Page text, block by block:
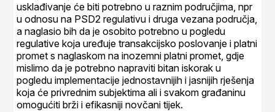
usklađivanje će biti potrebno u raznim područjima, npr
u odnosu na PSD2 regulativu i druga vezana područja,
a naglasio bih da je osobito potrebno u pogledu
regulative koja uređuje transakcijsko poslovanje i platni
promet s naglaskom na inozemni platni promet, gdje
mislimo da je potrebno napraviti bitan iskorak u
pogledu implementacije jednostavnijih i jasnijih rješenja
koja će privrednim subjektima ali i svakom građaninu
omogućiti brži i efikasniji novčani tijek.